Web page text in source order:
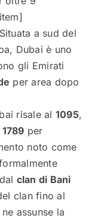
a sud del
Dubai è uno
gli Emirati
per area dopo
risale al 1095,
1789 per
noto come
clan di Bani
clan fino al
assunse la